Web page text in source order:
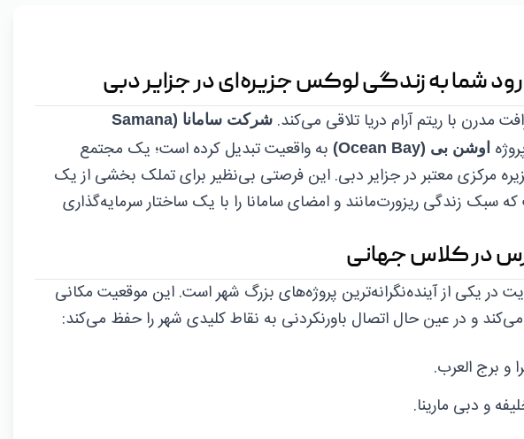
شما به زندگی لوکس جزیره‌ای در جزایر دبی
مدرن با ریتم آرام دریا تلاقی می‌کند.
شرکت سامانا (Samana
اوشن بی (Ocean Bay)
به واقعیت تبدیل کرده است؛ یک مجتمع
مرکزی معتبر در جزایر دبی. این فرصتی بی‌نظیر برای تملک بخشی از یک
زندگی ریزورت‌مانند و امضای سامانا را با یک ساختار سرمایه‌گذاری
در کلاس جهانی
در یکی از آینده‌نگرانه‌ترین پروژه‌های بزرگ شهر است. این موقعیت مکانی
و در عین حال اتصال باورنکردنی به نقاط کلیدی شهر را حفظ می‌کند:
و برج العرب.
و دبی مارینا.